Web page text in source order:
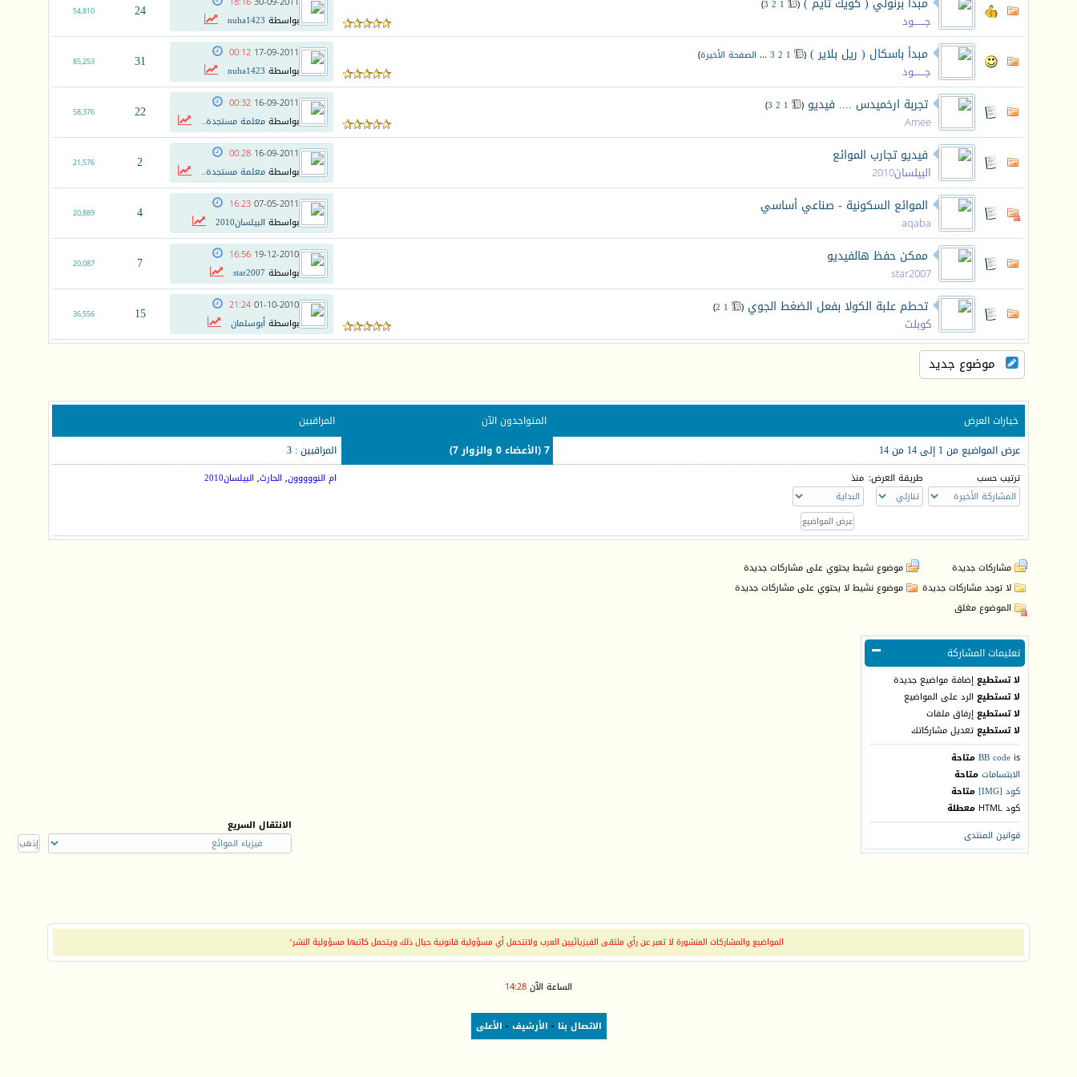
(
1
2
3
)
جـــــــود
بواسطة nuha1423
24
54,810
مبدأ باسكال ( ريل بلاير ) (
1
2
3
... الصفحة الأخيرة)
جـــــــود
17-09-2011
00:12
بواسطة nuha1423
31
85,253
تجربة ارخميدس .... فيديو (
1
2
3
)
Amee
16-09-2011
00:32
بواسطةمعلمة مستجدة.. 22
58,376
فيديو تجارب الموائع
البيلسان2010
16-09-2011
00:28
بواسطةمعلمة مستجدة.. 2
21,576
الموائع السكونية - صناعي أساسي
aqaba
07-05-2011
16:23
بواسطة البيلسان2010 4
20,889
ممكن حفظ هالفيديو
star2007
19-12-2010
16:56
بواسطةstar2007
7
20,087
تحطم علبة الكولا بفعل الضغط الجوي (
1
2
)
كوبلت
01-10-2010
21:24
بواسطةأبوسلمان 15
36,556
موضوع جديد
خيارات العرض المتواجدون الآن
المراقبين
عرض المواضيع من 1 إلى 14 من 14
7 (الأعضاء 0 والزوار 7) المراقبين : 3
ترتيب حسب طريقة العرض: منذ ام النووووون, الحارث, البيلسان2010
مشاركات جديدة
موضوع نشيط يحتوي على مشاركات جديدة
لا توجد مشاركات جديدة
موضوع نشيط لا يحتوي على مشاركات جديدة
الموضوع مغلق
تعليمات المشاركة
لا تستطيعإضافة مواضيع جديدة
لا تستطيع الرد على المواضيع
لا تستطيعإرفاق ملفات
لا تستطيعتعديل مشاركاتك
BB code is
متاحة
الابتساماتمتاحة
كود [IMG]
متاحة
كود HTML
معطلة
قوانين المنتدى
الانتقال السريع
المواضيع والمشاركات المنشورة لا تعبر عن رأي ملتقى الفيزيائيين العرب ولانتحمل أي مسؤولية قانونية حيال ذلك ويتحمل كاتبها مسؤولية النشر"
الساعة الآن14:28
الاتصال بنا - الأرشيف- الأعلى